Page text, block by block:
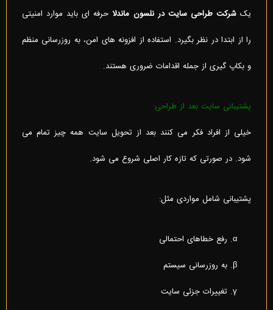
یکشرکت طراحی سایت در نلسون ماندلا حرفه ای باید موارد امنیتی
را از ابتدا در نظر بگیرد. استفاده از افزونه های امن، به روزرسانی منظم
و بکاپ گیری از جمله اقدامات ضروری هستند.
پشتیبانی سایت بعد از طراحی:
خیلی از افراد فکر می کنند بعد از تحویل سایت همه چیز تمام می
شود. در صورتی که تازه کار اصلی شروع می شود.
پشتیبانی شامل مواردی مثل:
رفع خطاهای احتمالی
به روزرسانی سیستم
تغییرات جزئی سایت